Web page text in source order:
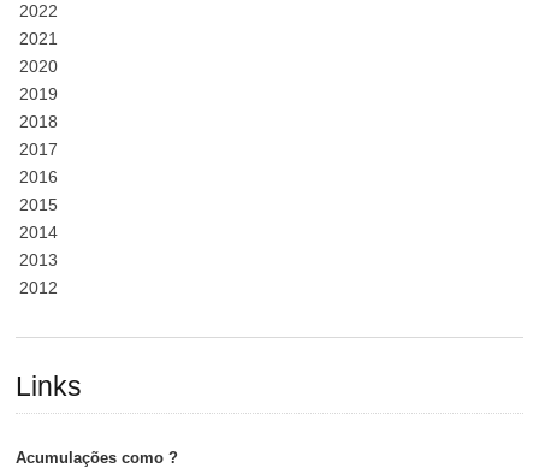
2022
2021
2020
2019
2018
2017
2016
2015
2014
2013
2012
Links
Acumulações como ?